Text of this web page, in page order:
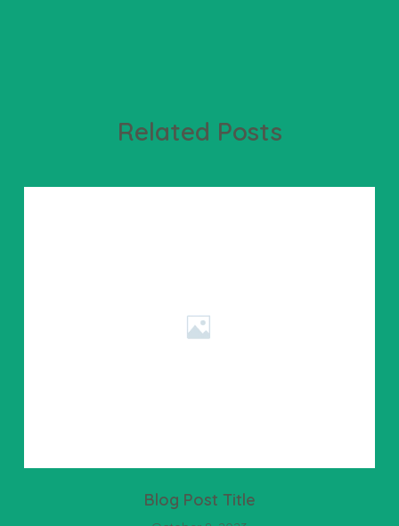
Related Posts
Blog Post Title